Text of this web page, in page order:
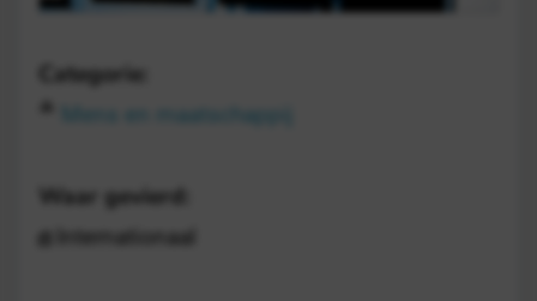
Categorie:
Mens en maatschappij
Waar gevierd:
Internationaal